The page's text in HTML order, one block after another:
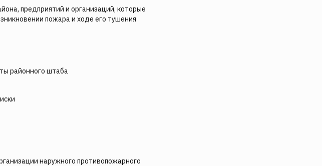
предприятий и организаций, которые
пожара и ходе его тушения
районного штаба
наружного противопожарного